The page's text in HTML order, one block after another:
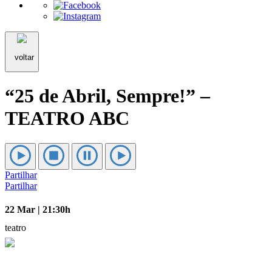
voltar
“25 de Abril, Sempre!” –
TEATRO ABC
Partilhar
Partilhar
22 Mar | 21:30h
teatro